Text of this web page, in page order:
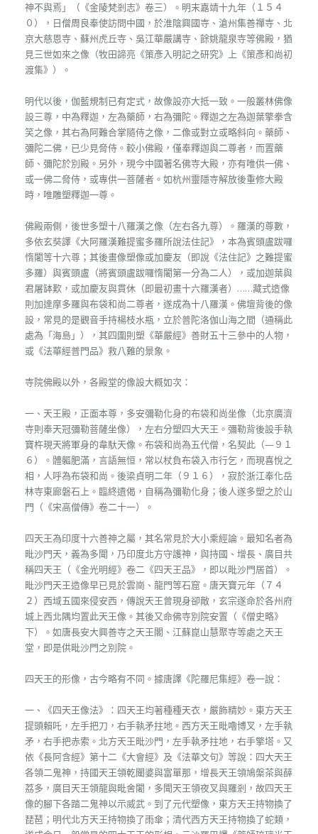
神不與焉」（《金陵梵剎志》卷三）。明末嘉靖十九年（１５４
０），日僧周良奉使訪問中國，於淮陰興國寺、滄州集善禪寺、北
京大慈恩寺、蘇州虎丘寺、吳江華嚴講寺、餘姚龍泉寺等佛殿，猶
見三世如來之像（牧田諦亮《策彥入明記之研究》上《策彥和尚初
渡集》）。
明代以後，伽藍規制已有定式，故像設亦大抵一致。一般叢林佛像
設三尊，中為釋迦，左為藥師，右為彌陀。釋迦之左為迦葉擎拳含
笑之像，其右為阿難合掌隨侍之像，二像或對立或略斜向。藥師、
彌陀二佛，已少見脅侍。較小佛殿，僅奉釋迦與二尊者，而置藥
師、彌陀於別殿。另外，現今中國著名佛寺大殿，亦有唯供一佛、
或一佛二脅侍，或專供一菩薩者。如杭州靈隱寺解放後重修大殿
時，唯雕塑釋迦一尊。
佛殿兩側，後世多塑十八羅漢之像（左右各九尊）。羅漢的尊數，
多依玄奘譯《大阿羅漢難提蜜多羅所說法住記》，本為賓頭盧跋囉
惰闍等十六尊；其後畫像塑像或加慶友（即說《法住記》之難提蜜
多羅）與賓頭盧（將賓頭盧跋囉惰闍第一分為二人），或加迦葉與
君屠缽歎，或加慶友與貫休（即最初畫十六羅漢者）……藏式造像
則加達摩多羅與布袋和尚二尊者，遂成為十八羅漢。佛壇背後的像
設，常見的是觀音手持楊枝水瓶，立於普陀洛伽山海之間（通稱此
處為「海島」），其四圍則塑《華嚴經》善財五十三參中的人物，
或《法華經普門品》救八難的景象。
寺院佛殿以外，各殿堂的像設大概如次：
一、天王殿，正面本尊，多安彌勒化身的布袋和尚坐像（北京廣濟
寺則奉天冠彌勒菩薩坐像），左右分塑四大天王。彌勒背後設手執
寶杵現天將軍身的韋馱天像。布袋和尚為五代僧，名契此（—９１
６）。體軀肥滿，言語無恒，常以杖負布袋入市行乞，而現喜悅之
相，人呼為布袋和尚。後梁貞明二年（９１６），寂於浙江奉化岳
林寺東廊磐石上。臨終遺偈，自稱為彌勒化身；後人遂多塑之於山
門（《宋高僧傳》卷二十一）。
四天王為印度十六善神之屬，其名常見於大小乘經論。最知名者為
毗沙門天，義為多聞，乃印度北方守護神，與持國、增長、廣目共
稱四天王（《金光明經》卷二《四天王品》，即以毗沙門居首）。
毗沙門天王造像早已見於雲崗、龍門等石窟。唐天寶元年（７４
２）西域五國來侵安西，傳說天王曾現身卻敵，玄宗遂命於各州府
城上西北隅均置此天王像。其後又命佛寺別院安置（《僧史略》
下）。如唐長安大興善寺之天王閣、江蘇崑山慧聚寺等處之天王
堂，即是供毗沙門之別院。
四天王的形像，古今略有不同。據唐譯《陀羅尼集經》卷一說：
一、《四天王像法》：四天王均著種種天衣，嚴飾精妙。東方天王
提頭賴吒，左手把刀，右手執矛拄地。西方天王毗嚕博叉，左手執
矛，右手把赤索。北方天王毗沙門，左手執矛拄地，右手擎塔。又
依《長阿含經》第十二《大會經》及《法華文句》等說：四大天王
各領二鬼神，持國天王領乾闥婆與富單那，增長天王領鳩槃茶與薛
荔多，廣目天王領龍與毗舍闍，多聞天王領夜叉與羅剎，故四天王
像的腳下各踏二鬼神以示威武。到了元代塑像，東方天王持物換了
琵琶；明代北方天王持物換了雨傘；清代西方天王持物換了蛇類，